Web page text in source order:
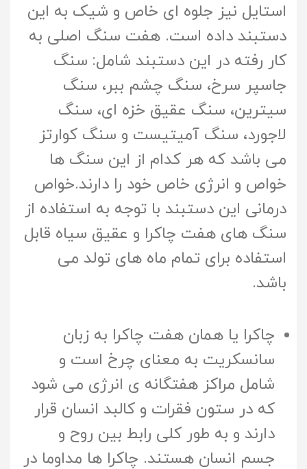
استایل نیز جلوه ای خاص و شیک به این
دستبند داده است. هفت سنگ اصلی به
کار رفته در این دستبند شامل: سنگ
جاسپر سرخ، سنگ چشم ببر، سنگ
سیترین، سنگ عقیق خزه ای، سنگ
لاجورد، سنگ آمیتیست و سنگ کوارتز
می باشد که هر کدام از این سنگ ها
خواص و انرژی خاص خود را دارند.خواص
درمانی این دستبند با توجه به استفاده از
سنگ های هفت چاکرا و عقیق سیاه قابل
استفاده برای تمام ماه های تولد می
باشد.
چاکرا یا همان هفت چاکرا به زبان
سانسکریت به معنای چرخ است و
شامل مراکز هفتگانه ی انرژی می شود
که در ستون فقرات و کالبد انسان قرار
دارند و به طور کلی رابط بین روح و
جسم انسان هستند. چاکرا ها مداوما در